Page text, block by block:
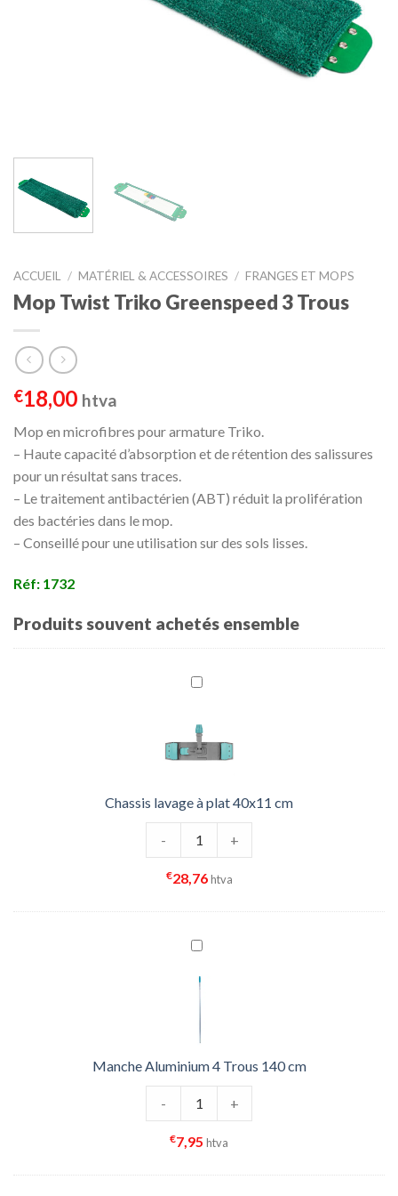
ACCUEIL / MATÉRIEL & ACCESSOIRES / FRANGES ET MOPS
Mop Twist Triko Greenspeed 3 Trous
€18,00 htva
Mop en microfibres pour armature Triko.
– Haute capacité d’absorption et de rétention des salissures
pour un résultat sans traces.
– Le traitement antibactérien (ABT) réduit la prolifération
des bactéries dans le mop.
– Conseillé pour une utilisation sur des sols lisses.
Réf: 1732
Produits souvent achetés ensemble
Chassis lavage à plat 40x11 cm
- +
€28,76 htva
Manche Aluminium 4 Trous 140 cm
- +
€7,95 htva